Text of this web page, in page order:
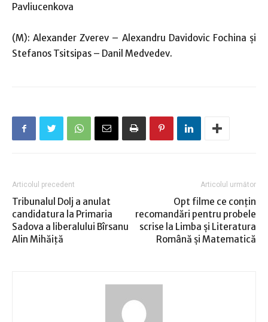
Pavliucenkova
(M): Alexander Zverev – Alexandru Davidovic Fochina şi
Stefanos Tsitsipas – Danil Medvedev.
Articolul precedent
Tribunalul Dolj a anulat
candidatura la Primaria
Sadova a liberalului Bîrsanu
Alin Mihăiță
Articolul următor
Opt filme ce conţin
recomandări pentru probele
scrise la Limba și Literatura
Română și Matematică